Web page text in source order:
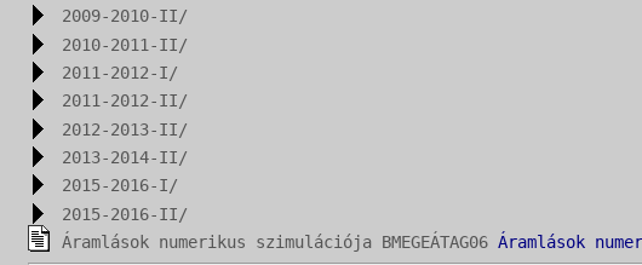
2009-2010-II/
2010-2011-II/
2011-2012-I/
2011-2012-II/
2012-2013-II/
2013-2014-II/
2015-2016-I/
2015-2016-II/
Áramlások numerikus szimulációja BMEGEÁTAG06